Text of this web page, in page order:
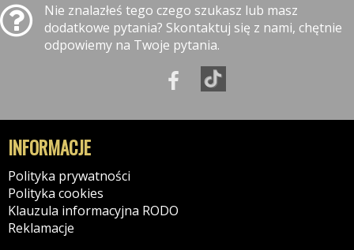
Nie znalazłeś tego czego szukasz lub masz
dodatkowe pytania? Skontaktuj się z nami, chętnie
odpowiemy na Twoje pytania.
INFORMACJE
Polityka prywatności
Polityka cookies
Klauzula informacyjna RODO
Reklamacje